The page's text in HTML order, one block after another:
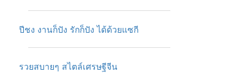
ปีชง งานก็ปัง รักก็ปัง ได้ด้วยแซกี
รวยสบายๆ สไตล์เศรษฐีจีน